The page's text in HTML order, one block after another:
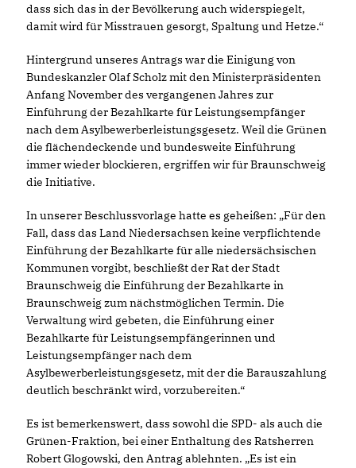
dass sich das in der Bevölkerung auch widerspiegelt,
damit wird für Misstrauen gesorgt, Spaltung und Hetze.“
Hintergrund unseres Antrags war die Einigung von
Bundeskanzler Olaf Scholz mit den Ministerpräsidenten
Anfang November des vergangenen Jahres zur
Einführung der Bezahlkarte für Leistungsempfänger
nach dem Asylbewerberleistungsgesetz. Weil die Grünen
die flächendeckende und bundesweite Einführung
immer wieder blockieren, ergriffen wir für Braunschweig
die Initiative.
In unserer Beschlussvorlage hatte es geheißen: „Für den
Fall, dass das Land Niedersachsen keine verpflichtende
Einführung der Bezahlkarte für alle niedersächsischen
Kommunen vorgibt, beschließt der Rat der Stadt
Braunschweig die Einführung der Bezahlkarte in
Braunschweig zum nächstmöglichen Termin. Die
Verwaltung wird gebeten, die Einführung einer
Bezahlkarte für Leistungsempfängerinnen und
Leistungsempfänger nach dem
Asylbewerberleistungsgesetz, mit der die Barauszahlung
deutlich beschränkt wird, vorzubereiten.“
Es ist bemerkenswert, dass sowohl die SPD- als auch die
Grünen-Fraktion, bei einer Enthaltung des Ratsherren
Robert Glogowski, den Antrag ablehnten. „Es ist ein